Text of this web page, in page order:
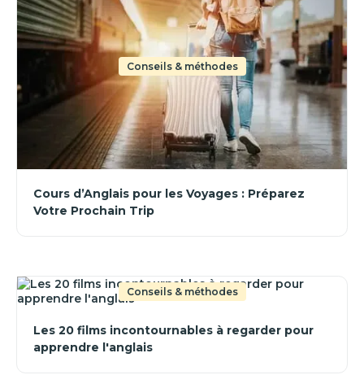
Conseils & méthodes
Cours d’Anglais pour les Voyages : Préparez
Votre Prochain Trip
Conseils & méthodes
Les 20 films incontournables à regarder pour
apprendre l'anglais